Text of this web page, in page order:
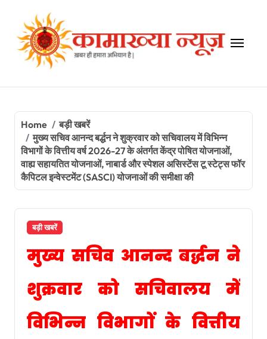
content
Home
बड़ी खबरें
मुख्य सचिव आनन्द बर्द्धन ने शुक्रवार को सचिवालय में विभिन्न
विभागों के वित्तीय वर्ष 2026-27 के अंतर्गत केंद्र पोषित योजनाओं,
वाह्य सहायतित योजनाओं, नाबार्ड और स्पेशल असिस्टेंस टू स्टेट्स फॉर
कैपिटल इन्वेस्टमेंट (SASCI) योजनाओं की समीक्षा की
बड़ी खबरें
मुख्य सचिव आनन्द बर्द्धन ने
शुक्रवार को सचिवालय में
विभिन्न विभागों के वित्तीय